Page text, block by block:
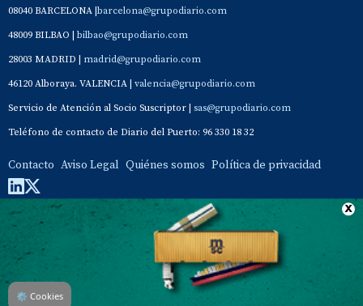
08040 BARCELONA | barcelona@grupodiario.com
48009 BILBAO | bilbao@grupodiario.com
28003 MADRID | madrid@grupodiario.com
46120 Alboraya. VALENCIA | valencia@grupodiario.com
Servicio de Atención al Socio Suscriptor | sas@grupodiario.com
Teléfono de contacto de Diario del Puerto: 96 330 18 32
Contacto Aviso Legal Quiénes somos Política de privacidad
⚙ Cookies